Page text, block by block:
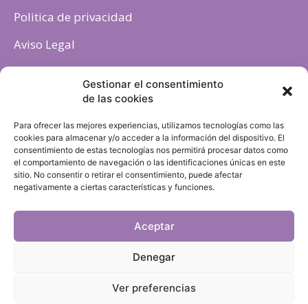
Gestionar el consentimiento
de las cookies
Para ofrecer las mejores experiencias, utilizamos tecnologías como las
cookies para almacenar y/o acceder a la información del dispositivo. El
consentimiento de estas tecnologías nos permitirá procesar datos como
el comportamiento de navegación o las identificaciones únicas en este
sitio. No consentir o retirar el consentimiento, puede afectar
negativamente a ciertas características y funciones.
Aceptar
Denegar
Ver preferencias
Politica de privacidad
Aviso Legal
Política de cookies